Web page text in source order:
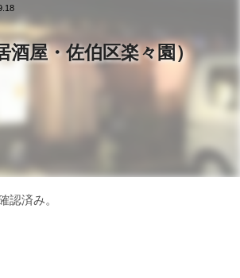
酒屋・佐伯区楽々園）
認済み。